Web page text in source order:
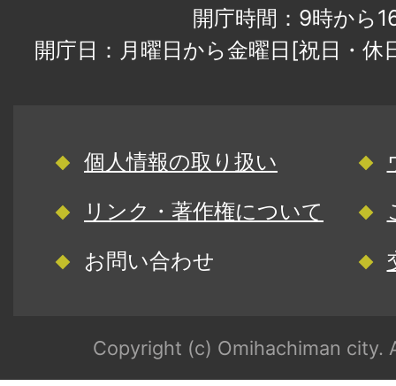
開庁時間：9時から
開庁日：月曜日から金曜日[祝日・
個人情報の取り扱い
リンク・著作権について
お問い合わせ
Copyright (c) Omihachiman city.